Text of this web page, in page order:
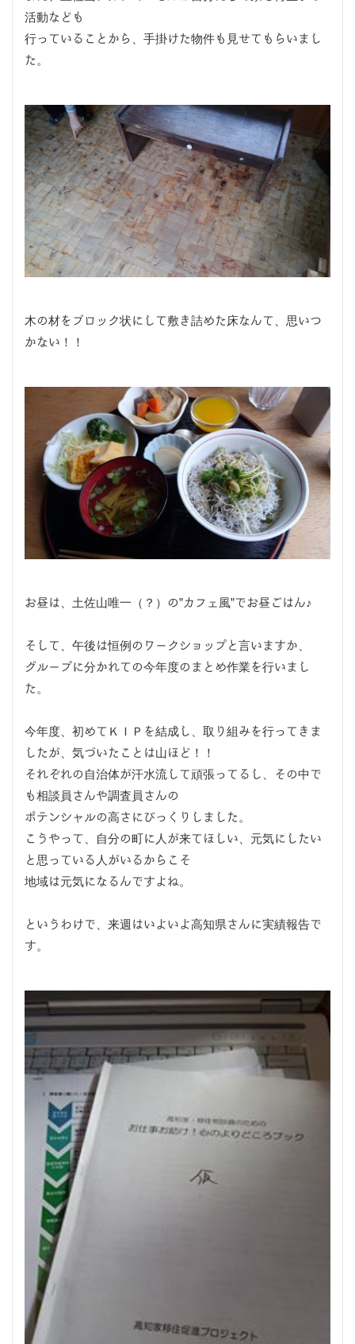
活動なども
行っていることから、手掛けた物件も見せてもらいまし
た。
木の材をブロック状にして敷き詰めた床なんて、思いつ
かない！！
お昼は、土佐山唯一（？）の”カフェ風”でお昼ごはん♪
そして、午後は恒例のワークショップと言いますか、
グループに分かれての今年度のまとめ作業を行いまし
た。
今年度、初めてＫＩＰを結成し、取り組みを行ってきま
したが、気づいたことは山ほど！！
それぞれの自治体が汗水流して頑張ってるし、その中で
も相談員さんや調査員さんの
ポテンシャルの高さにびっくりしました。
こうやって、自分の町に人が来てほしい、元気にしたい
と思っている人がいるからこそ
地域は元気になるんですよね。
というわけで、来週はいよいよ高知県さんに実績報告で
す。